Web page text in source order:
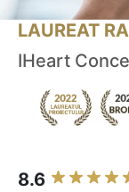
LAUREAT
IHeart
8.6